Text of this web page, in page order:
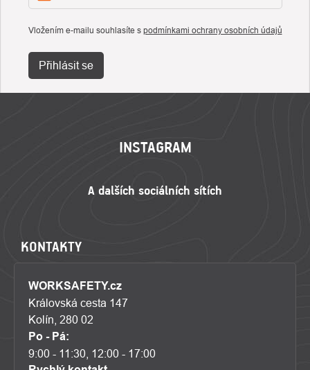
Vložením e-mailu souhlasíte s podmínkami ochrany osobních údajů
Přihlásit se
INSTAGRAM
KONTAKTY
WORKSAFETY.cz
Královská cesta 147
Kolín, 280 02
Po - Pá:
9:00 - 11:30, 12:00 - 17:00